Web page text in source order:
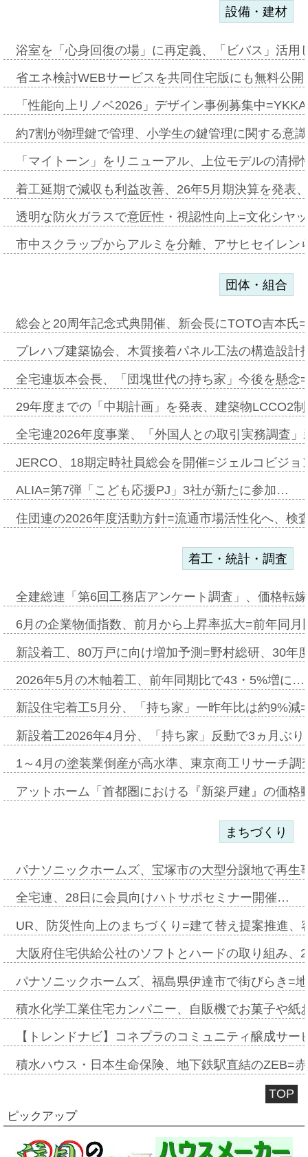
設備・建材
浴室を「心身回復の場」に再定義、「ビバス」活
省エネ検討WEBサービスを共同住宅版にも無料公
「性能向上リノベ2026」デザイン事例募集中
約7割が物理鍵で管理、小学生の鍵管理に関する意
「マイトーン」をリニューアル、上位モデルの清
着工延期で減収も利益改善、26年5月期決算を発表
透明な防火ガラスで意匠性・視認性向上=文化シヤ
市中スクラップからアルミを分離、アサヒセイレ
団体・組合
総会と20周年記念式典開催、新会長にTOTO吉本氏
プレハブ建築協会、木質接着パネル工法の構造設
全宅連坂本会長、「団塊世代の持ち家」今後を懸
29年度までの「中期計画」を発表、建築物LCCO2
全宅連2026年度事業、「外国人との取引実務調査
JERCO、18期定時社員総会を開催=ジェルコビジ
ALIA=第7弾「こども応援PJ」3社が新たに参加…
住団連の2026年度活動方針=流通市場活性化へ、検
着工・統計・調査
全建総連「第6回工務店アンケート調査」、価格転
6月の企業物価指数、前月から上昇率拡大=前年同
新設着工、80万戸に向け増加予測=野村総研、30年
2026年5月の木軸着工、前年同期比で43・5%増に…
新設住宅着工5月分、「持ち家」一昨年比は約9%
新設着工2026年4月分、「持ち家」反動で3ヵ月ぶ
1～4月の塗装業倒産が高水準、東京商工リサーチ
アットホーム「首都圏における『新築戸建』の価
まちづくり
パナソニックホームズ、宝塚市の大型分譲地で再
全宅連、28日に会員向けハトサポセミナー開催…
UR、防災性向上のまちづくり=建て替え提案推進
大阪府住宅供給公社のソフトとハードの取り組み
パナソニックホームズ、福島県伊達市で街びらき=
積水化学工業住宅カンパニー、自販機でお菓子や
【トレンドナビ】コネプラのコミュニティ醸成サ
積水ハウス・日本生命保険、地下鉄駅直結のZEB=
TOP
ピックアップ